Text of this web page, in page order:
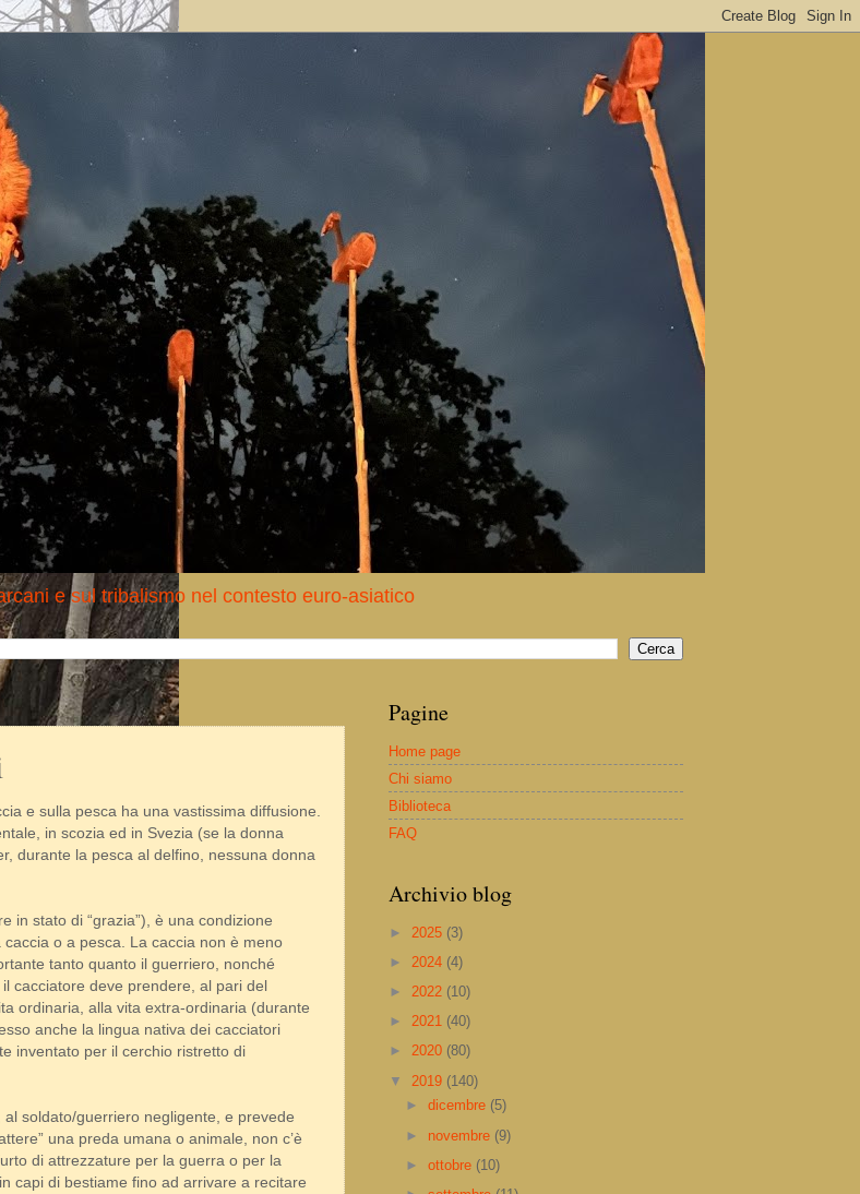
e sul tribalismo nel contesto euro-asiatico
e sulla pesca ha una vastissima diffusione.
in scozia ed in Svezia (se la donna
durante la pesca al delfino, nessuna donna
in stato di “grazia”), è una condizione
o a pesca. La caccia non è meno
tanto quanto il guerriero, nonché
cacciatore deve prendere, al pari del
ordinaria, alla vita extra-ordinaria (durante
anche la lingua nativa dei cacciatori
inventato per il cerchio ristretto di
al soldato/guerriero negligente, e prevede
una preda umana o animale, non c’è
di attrezzature per la guerra o per la
capi di bestiame fino ad arrivare a recitare
Pagine
Home page
Chi siamo
Biblioteca
FAQ
Archivio blog
► 2025 (3)
► 2024 (4)
► 2022 (10)
► 2021 (40)
► 2020 (80)
▼ 2019 (140)
►dicembre (5)
► novembre (9)
►ottobre (10)